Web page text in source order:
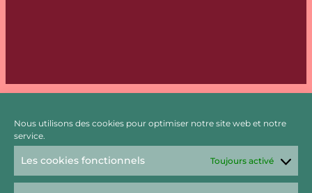
Nous utilisons des cookies pour optimiser notre site web et notre
service.
Les cookies fonctionnels Toujours activé
Lectures du printemps : Les monstres